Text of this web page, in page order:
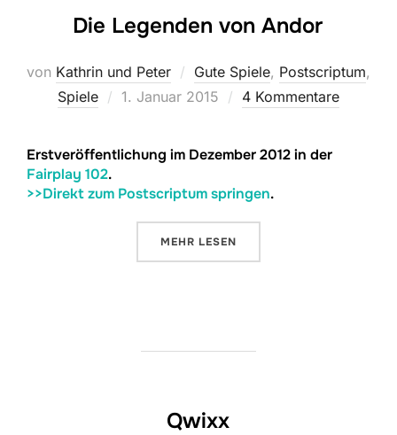
Die Legenden von Andor
von Kathrin und Peter Gute Spiele, Postscriptum,
Spiele
Veröffentlicht
1. Januar 2015 4 Kommentare
Erstveröffentlichung im Dezember 2012 in der
Fairplay 102.
>>Direkt zum Postscriptum springen.
MEHR ÜBER „DIE LEGENDEN VON
LESEN
Qwixx